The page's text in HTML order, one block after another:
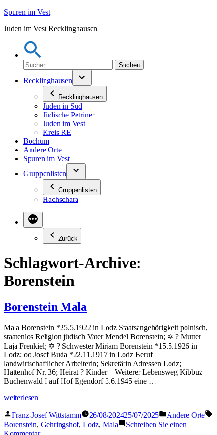
Zum
springen
Spuren im Vest
Juden im Vest Recklinghausen
Suchen
nach:
Recklinghausen
Recklinghausen
Juden in Süd
Jüdische Petriner
Juden im Vest
Kreis RE
Bochum
Andere Orte
Spuren im Vest
Gruppenlisten
Gruppenlisten
Hachschara
Zurück
Schlagwort-Archive:
Borenstein
Borenstein Mala
Mala Borenstein *25.5.1922 in Lodz Staatsangehörigkeit polnisch,
staatenlos Religion jüdisch Vater Mendel Borenstein; ✡ ? Mutter
Laja Frenkiel; ✡ ? Schwester Miriam Borenstein *15.5.1926 in
Lodz; oo Josef Buda *22.11.1917 in Lodz Beruf
landwirtschaftlicher Arbeiterin; Sekretärin Adressen Lodz;
Hattenhof Nr. 36; Heirat ? Kinder – Weiterer Lebensweg Kibbuz
Buchenwald I auf Hof Egendorf 3.6.1945 eine …
„Borenstein
weiterlesen
Veröffentlicht
von
Franz-Josef Wittstamm 26/08/202425/07/2025
Veröffentlicht
in
Andere Orte
Borenstein, Gehringshof, Lodz, Mala
Schreiben Sie einen
Kommentarzu